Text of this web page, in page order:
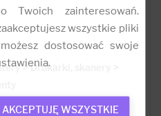
> Drukarki, skanery >
Twoich zainteresowań.
wszystkie pliki
dostosować swoje
AKCEPTUJĘ WSZYSTKIE